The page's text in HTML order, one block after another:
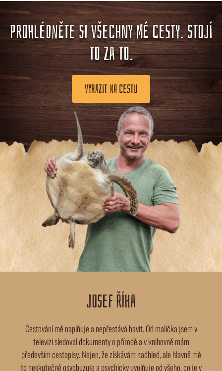
PROHLÉDNĚTE SI VŠECHNY MÉ CESTY. STOJÍ
TO ZA TO.
VYRAZIT NA CESTU
JOSEF ŘÍHA
Cestování mě naplňuje a nepřestává bavit. Od malička jsem v
televizi sledoval dokumenty o přírodě a v knihovně mám
především cestopisy. Nejen, že získávám nadhled, ale hlavně mě
to neskutečně osvobuzuje a psychicky uvolňuje od všeho, co je v